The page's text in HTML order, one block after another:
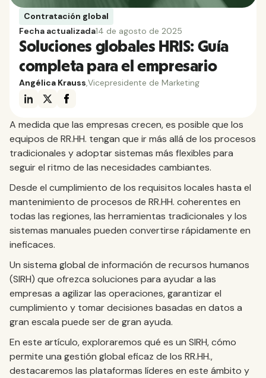
Contratación global
Fecha actualizada14 de agosto de 2025
Soluciones globales HRIS: Guía
completa para el empresario
Angélica Krauss,Vicepresidente de Marketing
A medida que las empresas crecen, es posible que los
equipos de RR.HH. tengan que ir más allá de los procesos
tradicionales y adoptar sistemas más flexibles para
seguir el ritmo de las necesidades cambiantes.
Desde el cumplimiento de los requisitos locales hasta el
mantenimiento de procesos de RR.HH. coherentes en
todas las regiones, las herramientas tradicionales y los
sistemas manuales pueden convertirse rápidamente en
ineficaces.
Un sistema global de información de recursos humanos
(SIRH) que ofrezca soluciones para ayudar a las
empresas a agilizar las operaciones, garantizar el
cumplimiento y tomar decisiones basadas en datos a
gran escala puede ser de gran ayuda.
En este artículo, exploraremos qué es un SIRH, cómo
permite una gestión global eficaz de los RR.HH.,
destacaremos las plataformas líderes en este ámbito y